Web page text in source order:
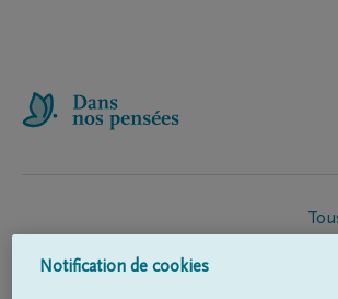
Entrepreneur de
Notification de cookies